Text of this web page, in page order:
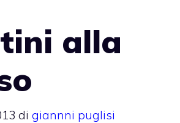
alla
di giannni puglisi